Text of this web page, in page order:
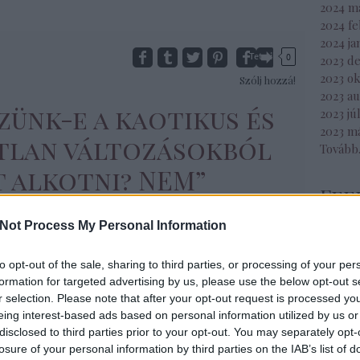
Process My Personal Information
opt-out of the sale, sharing to third parties, or processing of your
for targeted advertising by us, please use the below opt-out
selection. Please note that after your opt-out request is processed
interest-based ads based on personal information utilized by us
to third parties prior to your opt-out. You may separately
of your personal information by third parties on the IAB’s list of
Tetszik 0
Szólj hozzá!
e a kaotikus és
változásokból
NEM”
tanulságosak Marosán György írásai (ÉS,
gyorgy/miert-sokasodnak-a-
.html[i]és
www.es.hu/cikk/2024-12-19/marosan-
a-korszakvaltas-dilemmai.html[ii] ). Ő a
menedzsment professzora – magam
2024
2024
2024
2023
2023
2023
2023
2023
Tovább